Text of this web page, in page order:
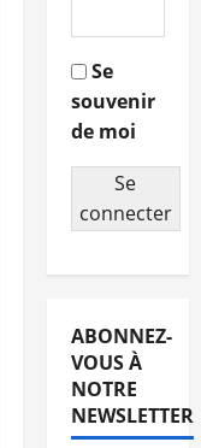
Se
souvenir
de moi
Se
connecter
ABONNEZ-
VOUS À
NOTRE
NEWSLETTER